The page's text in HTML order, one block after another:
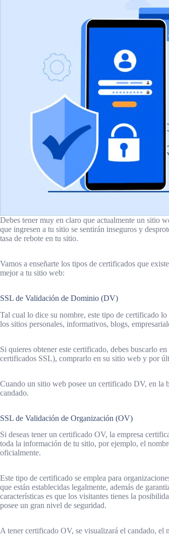
Debes tener muy en claro que actualmente un sitio
que ingresen a tu sitio se sentirán inseguros y
tasa de rebote en tu sitio.
Vamos a enseñarte los tipos de certificados que
mejor a tu sitio web:
SSL de Validación de Dominio (DV)
Tal cual lo dice su nombre, este tipo de certificado
los sitios personales, informativos, blogs,
Si quieres obtener este certificado, debes buscarlo
certificados SSL), comprarlo en su sitio web y por
Cuando un sitio web posee un certificado DV, en la
candado.
SSL de Validación de Organización (OV)
Si deseas tener un certificado OV, la empresa
toda la información de tu sitio, por ejemplo, el
oficialmente.
Este tipo de certificado se emplea para
que están establecidas legalmente, además de
características es que los visitantes tienes la
posee un gran nivel de seguridad.
A tener certificado OV, se visualizará el candado,